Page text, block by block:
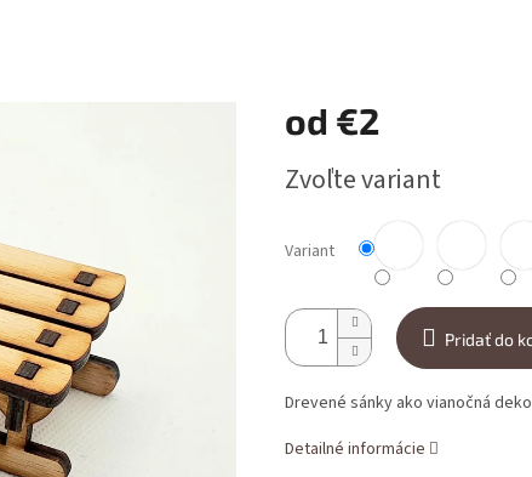
od €2
Zvoľte variant
Variant
Pridať do
Drevené sánky ako vianočná
Detailné informácie